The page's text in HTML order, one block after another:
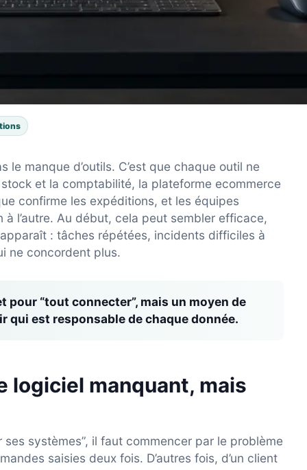
le manque d’outils. C’est que chaque outil ne
stock et la comptabilité, la plateforme ecommerce
confirme les expéditions, et les équipes
l’autre. Au début, cela peut sembler efficace,
: tâches répétées, incidents difficiles à
ne concordent plus.
pour “tout connecter”, mais un moyen de
qui est responsable de chaque donnée.
logiciel manquant, mais
systèmes”, il faut commencer par le problème
saisies deux fois. D’autres fois, d’un client